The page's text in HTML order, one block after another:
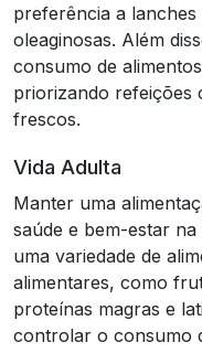
preferência a
oleaginosas. Além
consumo de
priorizando refeições
frescos.
Vida Adulta
Manter uma
saúde e bem-estar
uma variedade de
alimentares, como
proteínas magras e
controlar o consumo